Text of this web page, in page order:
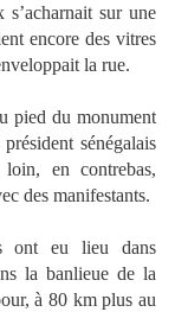
s’acharnait sur une
encore des vitres
la rue.
pied du monument
sénégalais
en contrebas,
des manifestants.
ont eu lieu dans
la banlieue de la
à 80 km plus au